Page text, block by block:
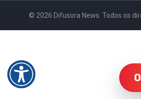
© 2026 Difusora News. Todos os